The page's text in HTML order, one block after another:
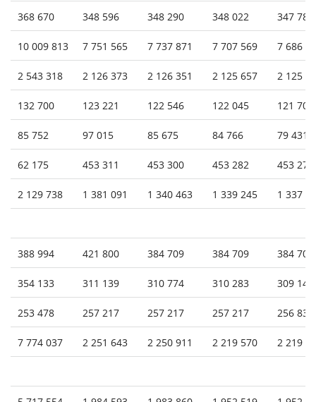
368 670 348 596 348 290 348 022 347 787
10 009 813 7 751 565 7 737 871 7 707 569 7 686
2 543 318 2 126 373 2 126 351 2 125 657 2 125
132 700 123 221 122 546 122 045 121 708
85 752 97 015 85 675 84 766 79 431
62 175 453 311 453 300 453 282 453 275
2 129 738 1 381 091 1 340 463 1 339 245 1 337
388 994 421 800 384 709 384 709 384 709
354 133 311 139 310 774 310 283 309 144
253 478 257 217 257 217 257 217 256 836
7 774 037 2 251 643 2 250 911 2 219 570 2 219